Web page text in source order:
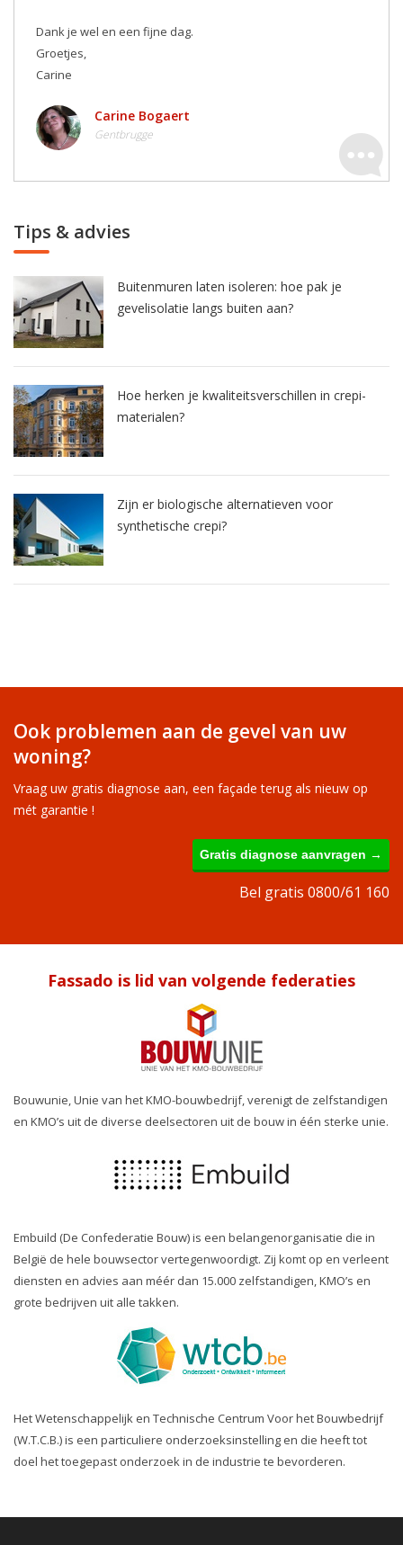
Dank je wel en een fijne dag.
Groetjes,
Carine
Carine Bogaert
Gentbrugge
Tips & advies
Buitenmuren laten isoleren: hoe pak je
gevelisolatie langs buiten aan?
Hoe herken je kwaliteitsverschillen in crepi-
materialen?
Zijn er biologische alternatieven voor
synthetische crepi?
Ook problemen aan de gevel van uw
woning?
Vraag uw gratis diagnose aan, een façade terug als nieuw op
mét garantie !
Gratis diagnose aanvragen →
Bel gratis 0800/61 160
Fassado is lid van volgende federaties
Bouwunie, Unie van het KMO-bouwbedrijf, verenigt de zelfstandigen
en KMO’s uit de diverse deelsectoren uit de bouw in één sterke unie.
Embuild (De Confederatie Bouw) is een belangenorganisatie die in
België de hele bouwsector vertegenwoordigt. Zij komt op en verleent
diensten en advies aan méér dan 15.000 zelfstandigen, KMO’s en
grote bedrijven uit alle takken.
Het Wetenschappelijk en Technische Centrum Voor het Bouwbedrijf
(W.T.C.B.) is een particuliere onderzoeksinstelling en die heeft tot
doel het toegepast onderzoek in de industrie te bevorderen.